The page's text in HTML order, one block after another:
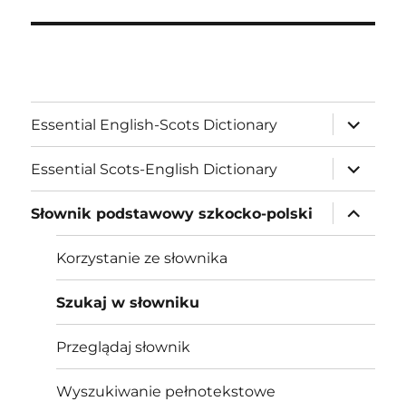
Essential English-Scots Dictionary
expand
child
menu
Essential Scots-English Dictionary
expand
child
menu
Słownik podstawowy szkocko-polski
expand
child
menu
Korzystanie ze słownika
Szukaj w słowniku
Przeglądaj słownik
Wyszukiwanie pełnotekstowe